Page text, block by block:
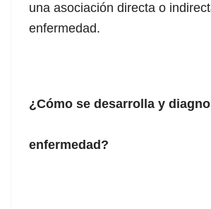
una asociación directa o
enfermedad.
¿Cómo se desarrolla y
enfermedad?